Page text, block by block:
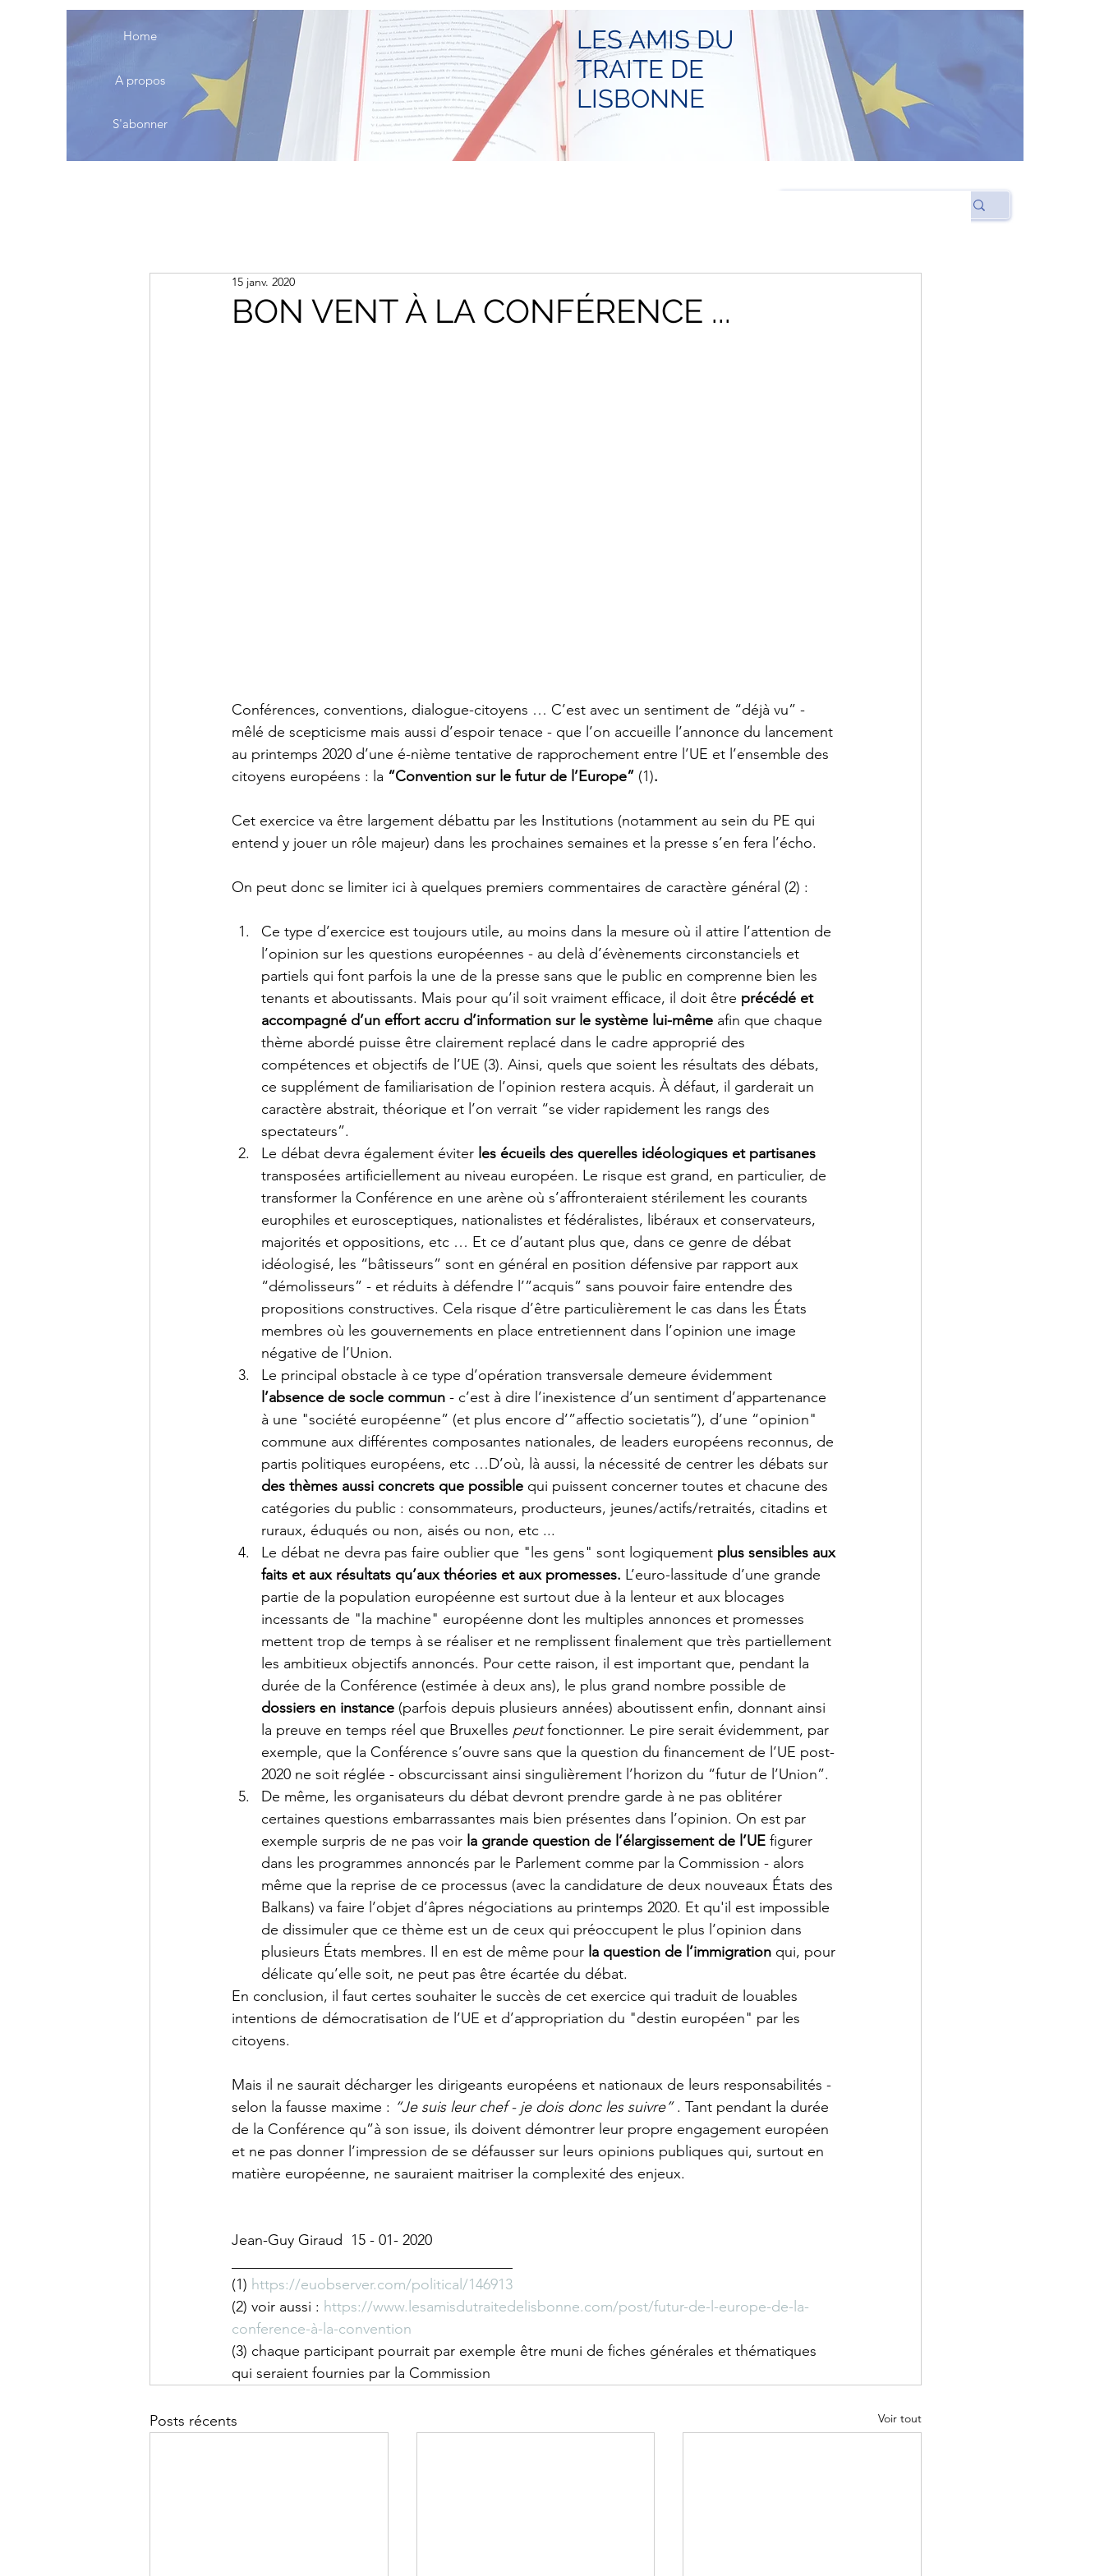
LES AMIS DU
TRAITE DE
LISBONNE
Home
A propos
S'abonner
BON VENT À LA CONFÉRENCE ...
15 janv. 2020
Conférences, conventions, dialogue-citoyens … C’est avec un sentiment de “déjà vu” -
mêlé de scepticisme mais aussi d’espoir tenace - que l’on accueille l’annonce du lancement
au printemps 2020 d’une é-nième tentative de rapprochement entre l’UE et l’ensemble des
citoyens européens : la “Convention sur le futur de l’Europe” (1).
Cet exercice va être largement débattu par les Institutions (notamment au sein du PE qui
entend y jouer un rôle majeur) dans les prochaines semaines et la presse s’en fera l’écho.
On peut donc se limiter ici à quelques premiers commentaires de caractère général (2) :
Ce type d’exercice est toujours utile, au moins dans la mesure où il attire l’attention de
l’opinion sur les questions européennes - au delà d’évènements circonstanciels et
partiels qui font parfois la une de la presse sans que le public en comprenne bien les
tenants et aboutissants. Mais pour qu’il soit vraiment efficace, il doit être précédé et
accompagné d’un effort accru d’information sur le système lui-même afin que chaque
thème abordé puisse être clairement replacé dans le cadre approprié des
compétences et objectifs de l’UE (3). Ainsi, quels que soient les résultats des débats,
ce supplément de familiarisation de l’opinion restera acquis. À défaut, il garderait un
caractère abstrait, théorique et l’on verrait “se vider rapidement les rangs des
spectateurs”.
Le débat devra également éviter les écueils des querelles idéologiques et partisanes
transposées artificiellement au niveau européen. Le risque est grand, en particulier, de
transformer la Conférence en une arène où s’affronteraient stérilement les courants
europhiles et eurosceptiques, nationalistes et fédéralistes, libéraux et conservateurs,
majorités et oppositions, etc … Et ce d’autant plus que, dans ce genre de débat
idéologisé, les “bâtisseurs” sont en général en position défensive par rapport aux
“démolisseurs” - et réduits à défendre l’”acquis” sans pouvoir faire entendre des
propositions constructives. Cela risque d’être particulièrement le cas dans les États
membres où les gouvernements en place entretiennent dans l’opinion une image
négative de l’Union.
Le principal obstacle à ce type d’opération transversale demeure évidemment
l’absence de socle commun - c’est à dire l’inexistence d’un sentiment d’appartenance
à une "société européenne” (et plus encore d’”affectio societatis”), d’une “opinion"
commune aux différentes composantes nationales, de leaders européens reconnus, de
partis politiques européens, etc …D’où, là aussi, la nécessité de centrer les débats sur
des thèmes aussi concrets que possible qui puissent concerner toutes et chacune des
catégories du public : consommateurs, producteurs, jeunes/actifs/retraités, citadins et
ruraux, éduqués ou non, aisés ou non, etc ...
Le débat ne devra pas faire oublier que "les gens" sont logiquement plus sensibles aux
faits et aux résultats qu’aux théories et aux promesses. L’euro-lassitude d’une grande
partie de la population européenne est surtout due à la lenteur et aux blocages
incessants de "la machine" européenne dont les multiples annonces et promesses
mettent trop de temps à se réaliser et ne remplissent finalement que très partiellement
les ambitieux objectifs annoncés. Pour cette raison, il est important que, pendant la
durée de la Conférence (estimée à deux ans), le plus grand nombre possible de
dossiers en instance (parfois depuis plusieurs années) aboutissent enfin, donnant ainsi
la preuve en temps réel que Bruxelles peut fonctionner. Le pire serait évidemment, par
exemple, que la Conférence s’ouvre sans que la question du financement de l’UE post-
2020 ne soit réglée - obscurcissant ainsi singulièrement l’horizon du “futur de l’Union”.
De même, les organisateurs du débat devront prendre garde à ne pas oblitérer
certaines questions embarrassantes mais bien présentes dans l’opinion. On est par
exemple surpris de ne pas voir la grande question de l’élargissement de l’UE figurer
dans les programmes annoncés par le Parlement comme par la Commission - alors
même que la reprise de ce processus (avec la candidature de deux nouveaux États des
Balkans) va faire l’objet d’âpres négociations au printemps 2020. Et qu'il est impossible
de dissimuler que ce thème est un de ceux qui préoccupent le plus l’opinion dans
plusieurs États membres. Il en est de même pour la question de l’immigration qui, pour
délicate qu’elle soit, ne peut pas être écartée du débat.
En conclusion, il faut certes souhaiter le succès de cet exercice qui traduit de louables
intentions de démocratisation de l’UE et d’appropriation du "destin européen" par les
citoyens.
Mais il ne saurait décharger les dirigeants européens et nationaux de leurs responsabilités -
selon la fausse maxime : “Je suis leur chef - je dois donc les suivre” . Tant pendant la durée
de la Conférence qu”à son issue, ils doivent démontrer leur propre engagement européen
et ne pas donner l’impression de se défausser sur leurs opinions publiques qui, surtout en
matière européenne, ne sauraient maitriser la complexité des enjeux.
Jean-Guy Giraud  15 - 01- 2020
(1) https://euobserver.com/political/146913
(2) voir aussi : https://www.lesamisdutraitedelisbonne.com/post/futur-de-l-europe-de-la-
conference-à-la-convention
(3) chaque participant pourrait par exemple être muni de fiches générales et thématiques
qui seraient fournies par la Commission
Posts récents Voir tout